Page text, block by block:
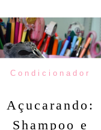
Condicionador
Açucarando:
Shampoo e